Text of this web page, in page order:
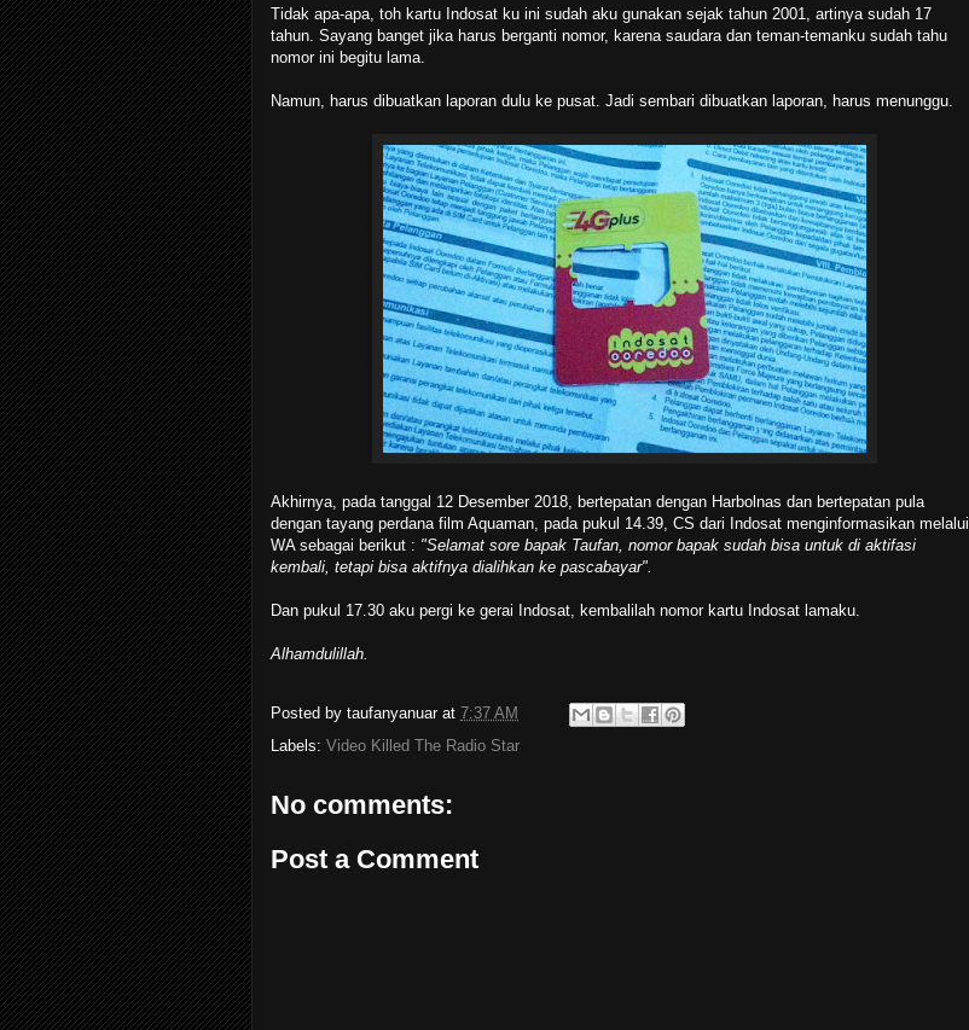
Tidak apa-apa, toh kartu Indosat ku ini sudah aku gunakan sejak tahun 2001, artinya sudah 17
tahun. Sayang banget jika harus berganti nomor, karena saudara dan teman-temanku sudah tahu
nomor ini begitu lama.
Namun, harus dibuatkan laporan dulu ke pusat. Jadi sembari dibuatkan laporan, harus menunggu.
Akhirnya, pada tanggal 12 Desember 2018, bertepatan dengan Harbolnas dan bertepatan pula
dengan tayang perdana film Aquaman, pada pukul 14.39, CS dari Indosat menginformasikan melalui
WA sebagai berikut : "Selamat sore bapak Taufan, nomor bapak sudah bisa untuk di aktifasi
kembali, tetapi bisa aktifnya dialihkan ke pascabayar".
Dan pukul 17.30 aku pergi ke gerai Indosat, kembalilah nomor kartu Indosat lamaku.
Alhamdulillah.
Posted by taufanyanuar at 7:37 AM
Labels: Video Killed The Radio Star
No comments:
Post a Comment